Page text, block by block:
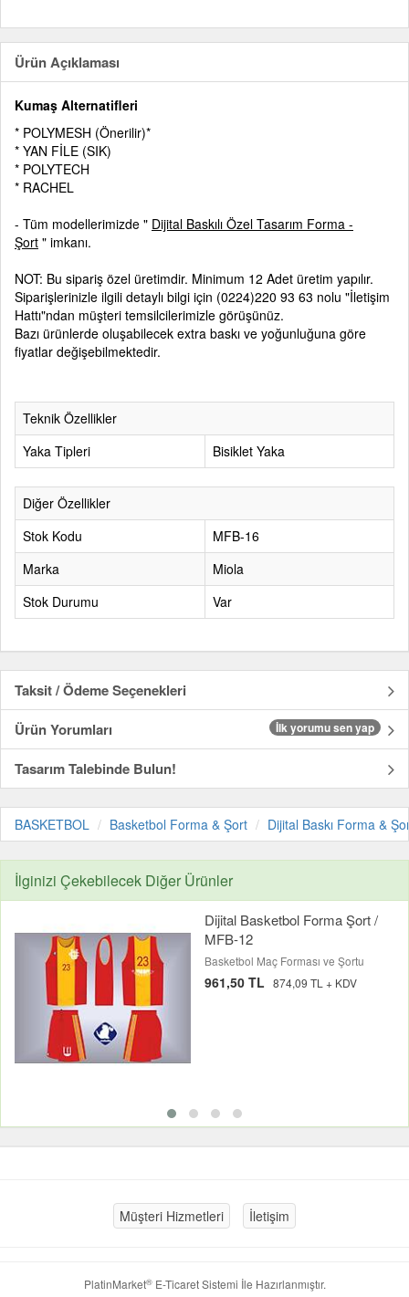
Ürün Açıklaması
Kumaş Alternatifleri
* POLYMESH (Önerilir)*
* YAN FİLE (SIK)
* POLYTECH
* RACHEL
- Tüm modellerimizde " Dijital Baskılı Özel Tasarım Forma -
Şort " imkanı.
NOT: Bu sipariş özel üretimdir. Minimum 12 Adet üretim yapılır.
Siparişlerinizle ilgili detaylı bilgi için (0224)220 93 63 nolu "İletişim
Hattı"ndan müşteri temsilcilerimizle görüşünüz.
Bazı ürünlerde oluşabilecek extra baskı ve yoğunluğuna göre
fiyatlar değişebilmektedir.
Teknik Özellikler
Yaka Tipleri
Bisiklet Yaka
Diğer Özellikler
Stok Kodu
MFB-16
Marka
Miola
Stok Durumu
Var
Taksit / Ödeme Seçenekleri
Ürün Yorumları
İlk yorumu sen yap
Tasarım Talebinde Bulun!
BASKETBOL Basketbol Forma & Şort Dijital Baskı Forma &
İlginizi Çekebilecek Diğer Ürünler
Dijital Basketbol Forma Şort /
MFB-12
Basketbol Maç Forması ve Şortu
961,50 TL 874,09 TL + KDV
Müşteri Hizmetleri İletişim
PlatinMarket®E-Ticaret Sistemi İle Hazırlanmıştır.